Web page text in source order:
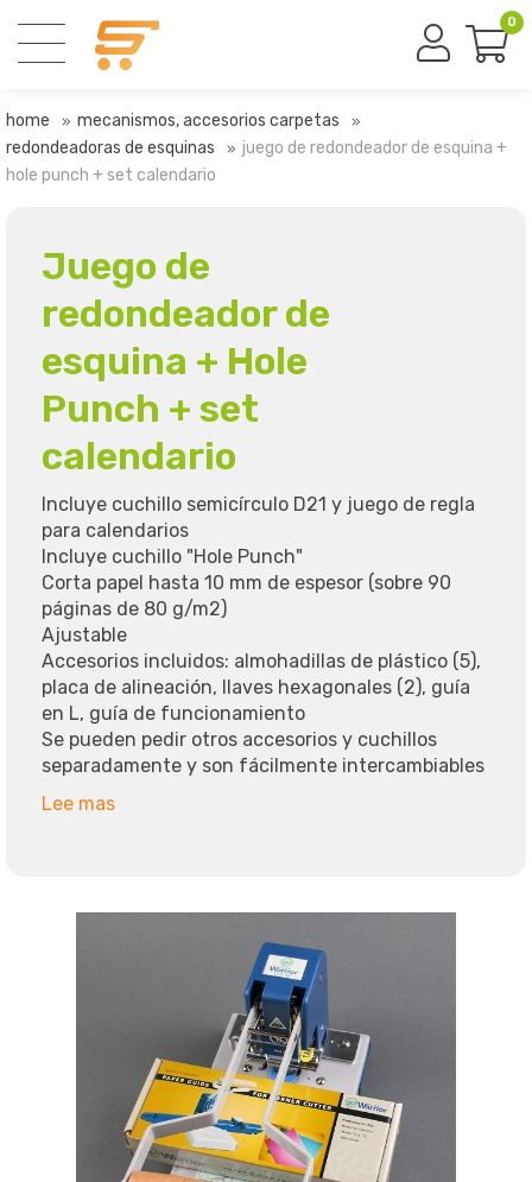
0
home
mecanismos, accesorios carpetas
redondeadoras de esquinas
juego de redondeador de esquina +
hole punch + set calendario
Juego de
redondeador de
esquina + Hole
Punch + set
calendario
Incluye cuchillo semicírculo D21 y juego de regla
para calendarios
Incluye cuchillo "Hole Punch"
Corta papel hasta 10 mm de espesor (sobre 90
páginas de 80 g/m2)
Ajustable
Accesorios incluidos: almohadillas de plástico (5),
placa de alineación, llaves hexagonales (2), guía
en L, guía de funcionamiento
Se pueden pedir otros accesorios y cuchillos
separadamente y son fácilmente intercambiables
Lee mas